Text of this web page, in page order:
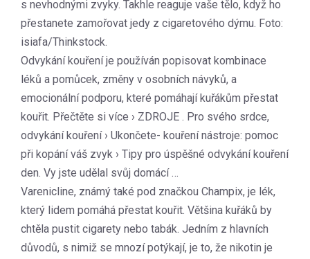
s nevhodnými zvyky. Takhle reaguje vaše tělo, když ho
přestanete zamořovat jedy z cigaretového dýmu. Foto:
isiafa/Thinkstock.
Odvykání kouření je používán popisovat kombinace
léků a pomůcek, změny v osobních návyků, a
emocionální podporu, které pomáhají kuřákům přestat
kouřit. Přečtěte si více › ZDROJE . Pro svého srdce,
odvykání kouření › Ukončete- kouření nástroje: pomoc
při kopání váš zvyk › Tipy pro úspěšné odvykání kouření
den. Vy jste udělal svůj domácí …
Varenicline, známý také pod značkou Champix, je lék,
který lidem pomáhá přestat kouřit. Většina kuřáků by
chtěla pustit cigarety nebo tabák. Jedním z hlavních
důvodů, s nimiž se mnozí potýkají, je to, že nikotin je